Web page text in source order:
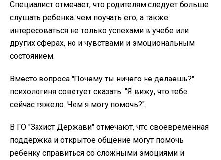
Специалист отмечает, что родителям следует больше
слушать ребенка, чем поучать его, а также
интересоваться не только успехами в учебе или
других сферах, но и чувствами и эмоциональным
состоянием.
Вместо вопроса "Почему ты ничего не делаешь?"
психологиня советует сказать: "Я вижу, что тебе
сейчас тяжело. Чем я могу помочь?".
В ГО "Захист Держави" отмечают, что своевременная
поддержка и открытое общение могут помочь
ребенку справиться со сложными эмоциями и